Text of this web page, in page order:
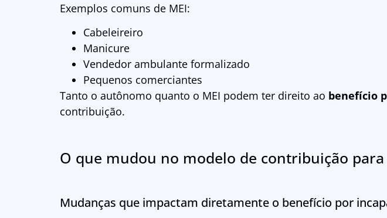
Exemplos comuns de MEI:
Cabeleireiro
Manicure
Vendedor ambulante formalizado
Pequenos comerciantes
Tanto o autônomo quanto o MEI podem ter direito ao benefício
contribuição.
O que mudou no modelo de contribuição
Mudanças que impactam diretamente o benefício por